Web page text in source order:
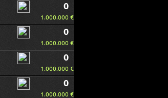
0
1.000.000 €
0
1.000.000 €
0
1.000.000 €
0
1.000.000 €